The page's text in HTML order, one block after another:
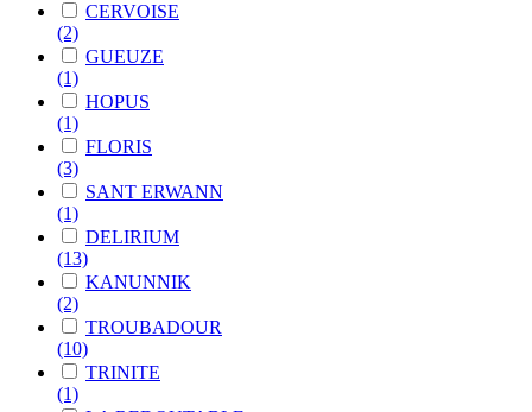
CERVOISE
(2)
GUEUZE
(1)
HOPUS
(1)
FLORIS
(3)
SANT ERWANN
(1)
DELIRIUM
(13)
KANUNNIK
(2)
TROUBADOUR
(10)
TRINITE
(1)